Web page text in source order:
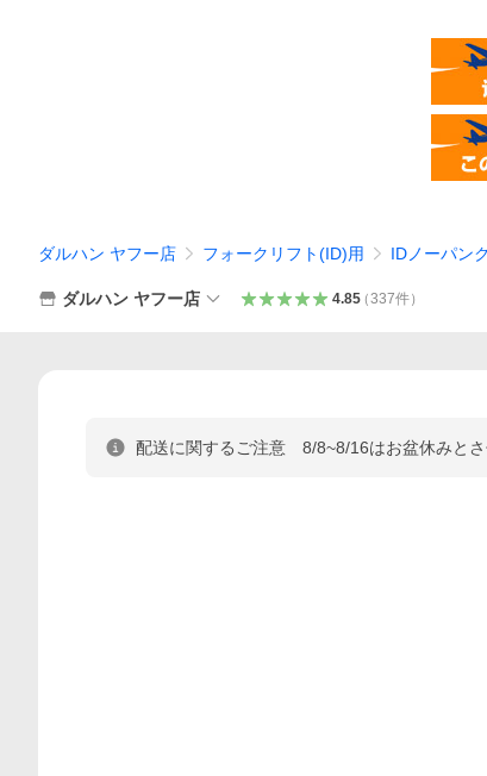
ダルハン ヤフー店 フォークリフト(ID)用 IDノーパン
ダルハン ヤフー店 4.85（337件）
配送に関するご注意 8/8~8/16はお盆休みとさ